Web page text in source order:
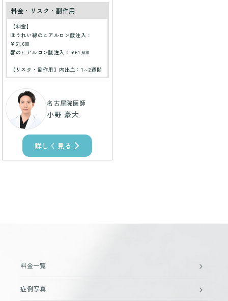
料金・リスク・副作用
【料金】
ほうれい線のヒアルロン酸注入：
￥61,600
唇のヒアルロン酸注入：￥61,600
【リスク・副作用】内出血：1～2週間
名古屋院医師
小野 豪大
詳しく見る
料金一覧
症例写真